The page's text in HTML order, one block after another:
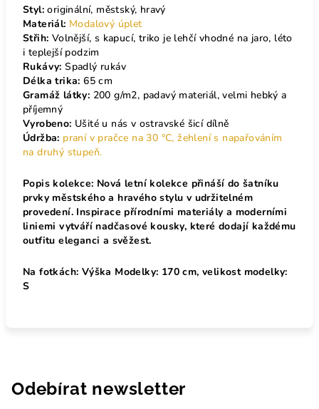
Styl: originální, městský, hravý
Materiál: Modalový úplet
Střih: Volnější, s kapucí, triko je lehčí vhodné na jaro, léto
i teplejší podzim
Rukávy: Spadlý rukáv
Délka trika: 65 cm
Gramáž látky: 200 g/m2, padavý materiál, velmi hebký a
příjemný
Vyrobeno: Ušité u nás v ostravské šicí dílně
Údržba: praní v pračce na 30 °C, žehlení s napařováním
na druhý stupeň.
Popis kolekce: Nová letní kolekce přináší do šatníku
prvky městského a hravého stylu v udržitelném
provedení. Inspirace přírodními materiály a moderními
liniemi vytváří nadčasové kousky, které dodají každému
outfitu eleganci a svěžest.
Na fotkách: Výška Modelky: 170 cm, velikost modelky:
S
Odebírat newsletter